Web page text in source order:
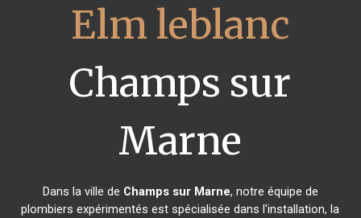
Elm leblanc
Champs sur
Marne
Dans la ville de Champs sur Marne, notre équipe de
plombiers expérimentés est spécialisée dans l'installation, la